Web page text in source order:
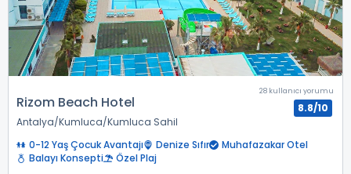
Rizom Beach Hotel
Antalya Kumluca Kumluca Sahil
28 kullanıcı yorumu
8.8/10
0-12 Yaş Çocuk Avantajı Denize Sıfır
Muhafazakar Otel
Balayı Konsepti
Özel Plaj